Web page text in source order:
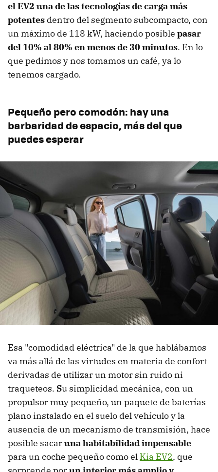
el EV2 una de las tecnologías de carga más
potentes dentro del segmento subcompacto, con
un máximo de 118 kW, haciendo posible pasar
del 10% al 80% en menos de 30 minutos. En lo
que pedimos y nos tomamos un café, ya lo
tenemos cargado.
Pequeño pero comodón: hay una
barbaridad de espacio, más del que
puedes esperar
Esa "comodidad eléctrica" de la que hablábamos
va más allá de las virtudes en materia de confort
derivadas de utilizar un motor sin ruido ni
traqueteos. Su simplicidad mecánica, con un
propulsor muy pequeño, un paquete de baterías
plano instalado en el suelo del vehículo y la
ausencia de un mecanismo de transmisión, hace
posible sacaruna habitabilidad impensable
para un coche pequeño como el Kia EV2, que